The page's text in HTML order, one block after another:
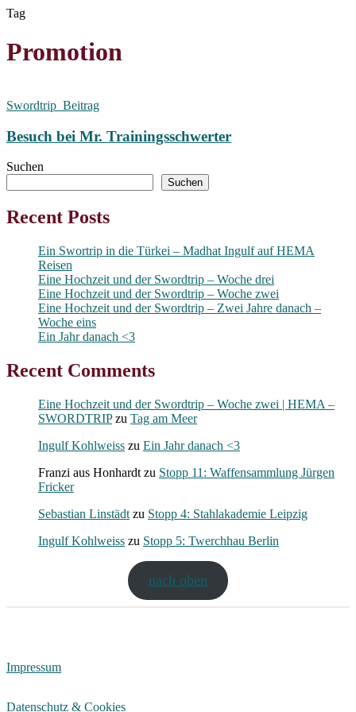
Skip
main
content
Tag
Promotion
Swordtrip_Beitrag
Besuch bei Mr. Trainingsschwerter
Suchen
Suchen
Recent Posts
Ein Swortrip in die Türkei – Madhat Ingulf auf HEMA
Reisen
Eine Hochzeit und der Swordtrip – Woche drei
Eine Hochzeit und der Swordtrip – Woche zwei
Eine Hochzeit und der Swordtrip – Zwei Jahre danach –
Woche eins
Ein Jahr danach <3
Recent Comments
Eine Hochzeit und der Swordtrip – Woche zwei | HEMA –
SWORDTRIPzu Tag am Meer
Ingulf Kohlweiss zu Ein Jahr danach <3
Franzi aus Honhardt zu Stopp 11: Waffensammlung Jürgen
Fricker
Sebastian Linstädt zu Stopp 4: Stahlakademie Leipzig
Ingulf Kohlweiss zu Stopp 5: Twerchhau Berlin
nach oben
Impressum
Datenschutz & Cookies